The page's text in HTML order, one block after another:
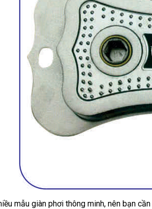
mẫu giàn phơi thông minh, nên bạn